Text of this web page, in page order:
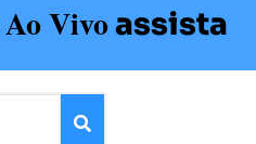
Ao Vivoassista